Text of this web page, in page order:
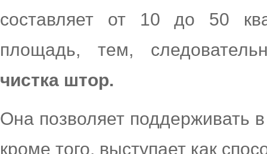
составляет от 10 до 50
площадь, тем,
чистка штор.
Она позволяет поддерживать
кроме того, выступает как